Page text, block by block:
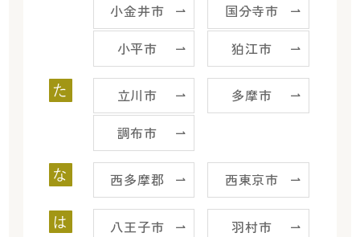
小金井市
国分寺市
小平市
狛江市
た 立川市
多摩市
調布市
な 西多摩郡 西東京市
は 八王子市
羽村市